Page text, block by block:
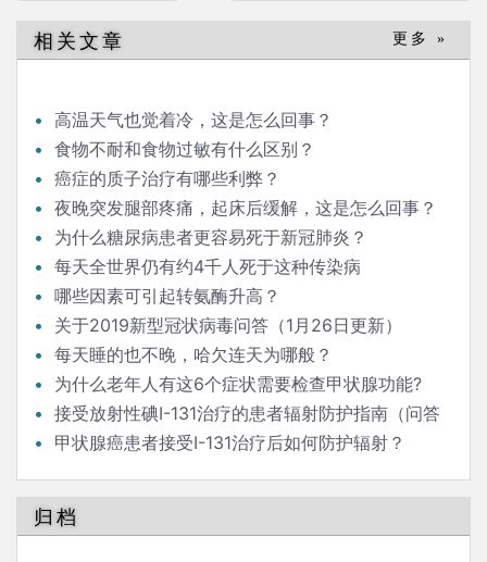
导
航
相关文章 更多 »
高温天气也觉着冷，这是怎么回事？
食物不耐和食物过敏有什么区别？
癌症的质子治疗有哪些利弊？
夜晚突发腿部疼痛，起床后缓解，这是怎么回事？
为什么糖尿病患者更容易死于新冠肺炎？
每天全世界仍有约4千人死于这种传染病
哪些因素可引起转氨酶升高？
关于2019新型冠状病毒问答（1月26日更新）
每天睡的也不晚，哈欠连天为哪般？
为什么老年人有这6个症状需要检查甲状腺功能?
接受放射性碘I-131治疗的患者辐射防护指南（问答
版）甲状腺癌患者接受I-131治疗后如何防护辐射？
归档